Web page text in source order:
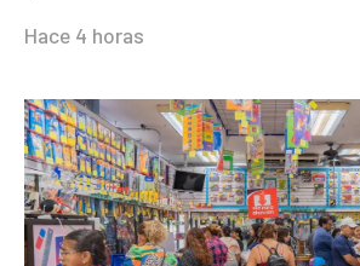
Hace 4 horas